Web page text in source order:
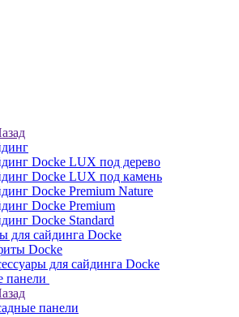
Docke LUX под дерево
Docke LUX под камень
Docke Premium Nature
Docke Premium
Docke Standard
для сайдинга Docke
Docke
для сайдинга Docke
панели
панели